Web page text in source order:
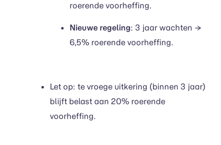
roerende voorheffing.
Nieuwe regeling: 3 jaar wachten →
6,5% roerende voorheffing.
Let op: te vroege uitkering (binnen 3 jaar)
blijft belast aan 20% roerende
voorheffing.